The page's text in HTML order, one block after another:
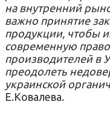
на внутренний
важно принятие
продукции, чтобы
современную
производителей в
преодолеть
украинской
Е.Ковалева.